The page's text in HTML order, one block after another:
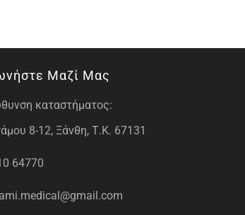
Μαζί Μας
καταστήματος:
8-12, Ξάνθη, Τ.Κ. 67131
64770